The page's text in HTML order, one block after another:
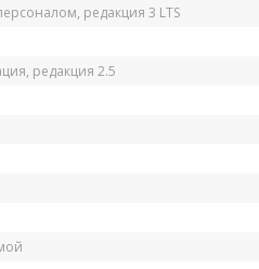
редакция 3 LTS
редакция 2.5